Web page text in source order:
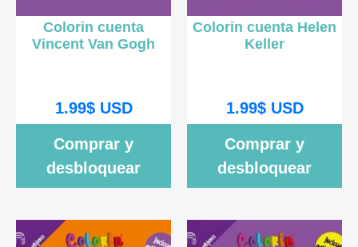
Colorin cuenta
Vincent Van Gogh
1.99$USD
Comprar y
desbloquear
Colorin cuenta Helen
Keller
1.99$USD
Comprar y
desbloquear